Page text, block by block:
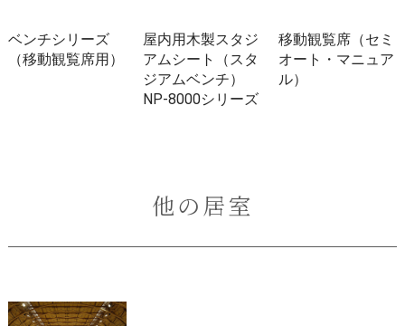
ベンチシリーズ
（移動観覧席用）
屋内用木製スタジ
アムシート（スタ
ジアムベンチ）
NP-8000シリーズ
移動観覧席（セミ
オート・マニュア
ル）
他の居室